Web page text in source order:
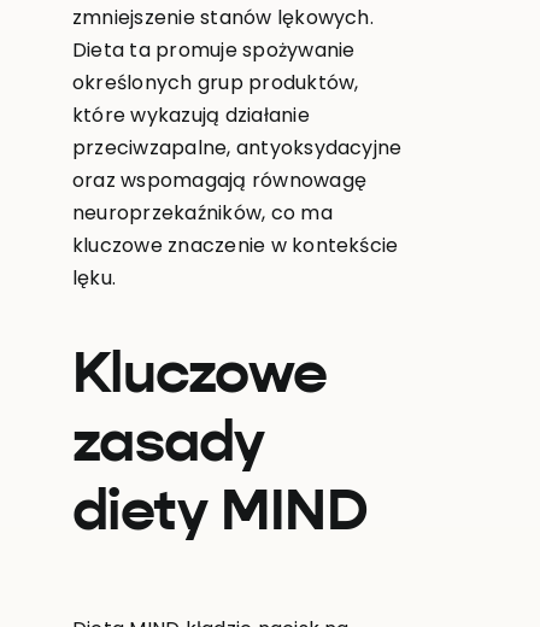
zmniejszenie stanów lękowych.
Dieta ta promuje spożywanie
określonych grup produktów,
które wykazują działanie
przeciwzapalne, antyoksydacyjne
oraz wspomagają równowagę
neuroprzekaźników, co ma
kluczowe znaczenie w kontekście
lęku.
Kluczowe
zasady
diety MIND